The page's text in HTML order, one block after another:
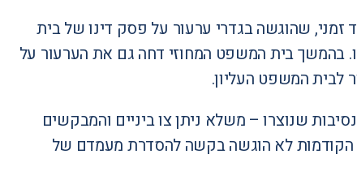
זמני, שהוגשה בגדרי ערעור על פסק דינו של בית
בהמשך בית המשפט המחוזי דחה גם את הערעור על
לבית המשפט העליון.
שנוצרו – משלא ניתן צו ביניים והמבקשים
הקודמות לא הוגשה בקשה להסדרת מעמדם של